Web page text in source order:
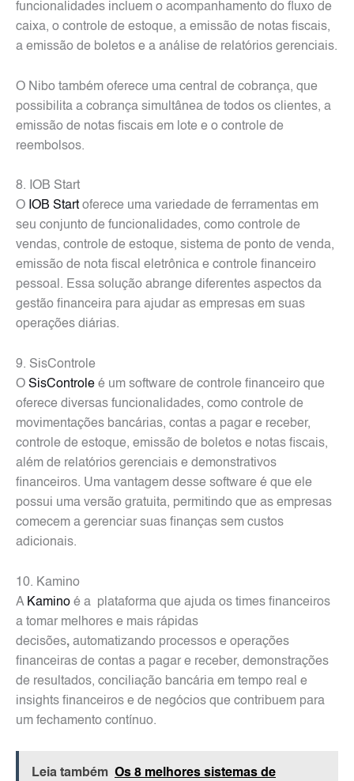
funcionalidades incluem o acompanhamento do fluxo de
caixa, o controle de estoque, a emissão de notas fiscais,
a emissão de boletos e a análise de relatórios gerenciais.
O Nibo também oferece uma central de cobrança, que
possibilita a cobrança simultânea de todos os clientes, a
emissão de notas fiscais em lote e o controle de
reembolsos.
8. IOB Start
O IOB Start oferece uma variedade de ferramentas em
seu conjunto de funcionalidades, como controle de
vendas, controle de estoque, sistema de ponto de venda,
emissão de nota fiscal eletrônica e controle financeiro
pessoal. Essa solução abrange diferentes aspectos da
gestão financeira para ajudar as empresas em suas
operações diárias.
9. SisControle
O SisControle é um software de controle financeiro que
oferece diversas funcionalidades, como controle de
movimentações bancárias, contas a pagar e receber,
controle de estoque, emissão de boletos e notas fiscais,
além de relatórios gerenciais e demonstrativos
financeiros. Uma vantagem desse software é que ele
possui uma versão gratuita, permitindo que as empresas
comecem a gerenciar suas finanças sem custos
adicionais.
10. Kamino
A Kamino é a plataforma que ajuda os times financeiros
a tomar melhores e mais rápidas
decisões, automatizando processos e operações
financeiras de contas a pagar e receber, demonstrações
de resultados, conciliação bancária em tempo real e
insights financeiros e de negócios que contribuem para
um fechamento contínuo.
Leia também Os 8 melhores sistemas de